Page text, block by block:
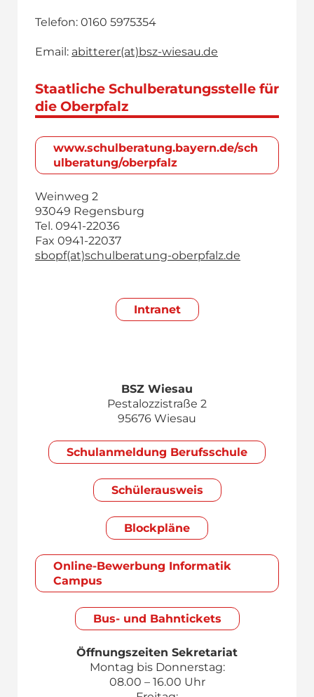
Telefon: 0160 5975354
Email: abitterer(at)bsz-wiesau.de
Staatliche Schulberatungsstelle für
die Oberpfalz
www.schulberatung.bayern.de/sch
ulberatung/oberpfalz
Weinweg 2
93049 Regensburg
Tel. 0941-22036
Fax 0941-22037
sbopf(at)schulberatung-oberpfalz.de
Intranet
BSZ Wiesau
Pestalozzistraße 2
95676 Wiesau
Schul­anmeldung Berufsschule
Schülerausweis
Blockpläne
Online-Bewerbung Informatik
Campus
Bus- und Bahntickets
Öffnungszeiten Sekretariat
Montag bis Donnerstag:
08.00 – 16.00 Uhr